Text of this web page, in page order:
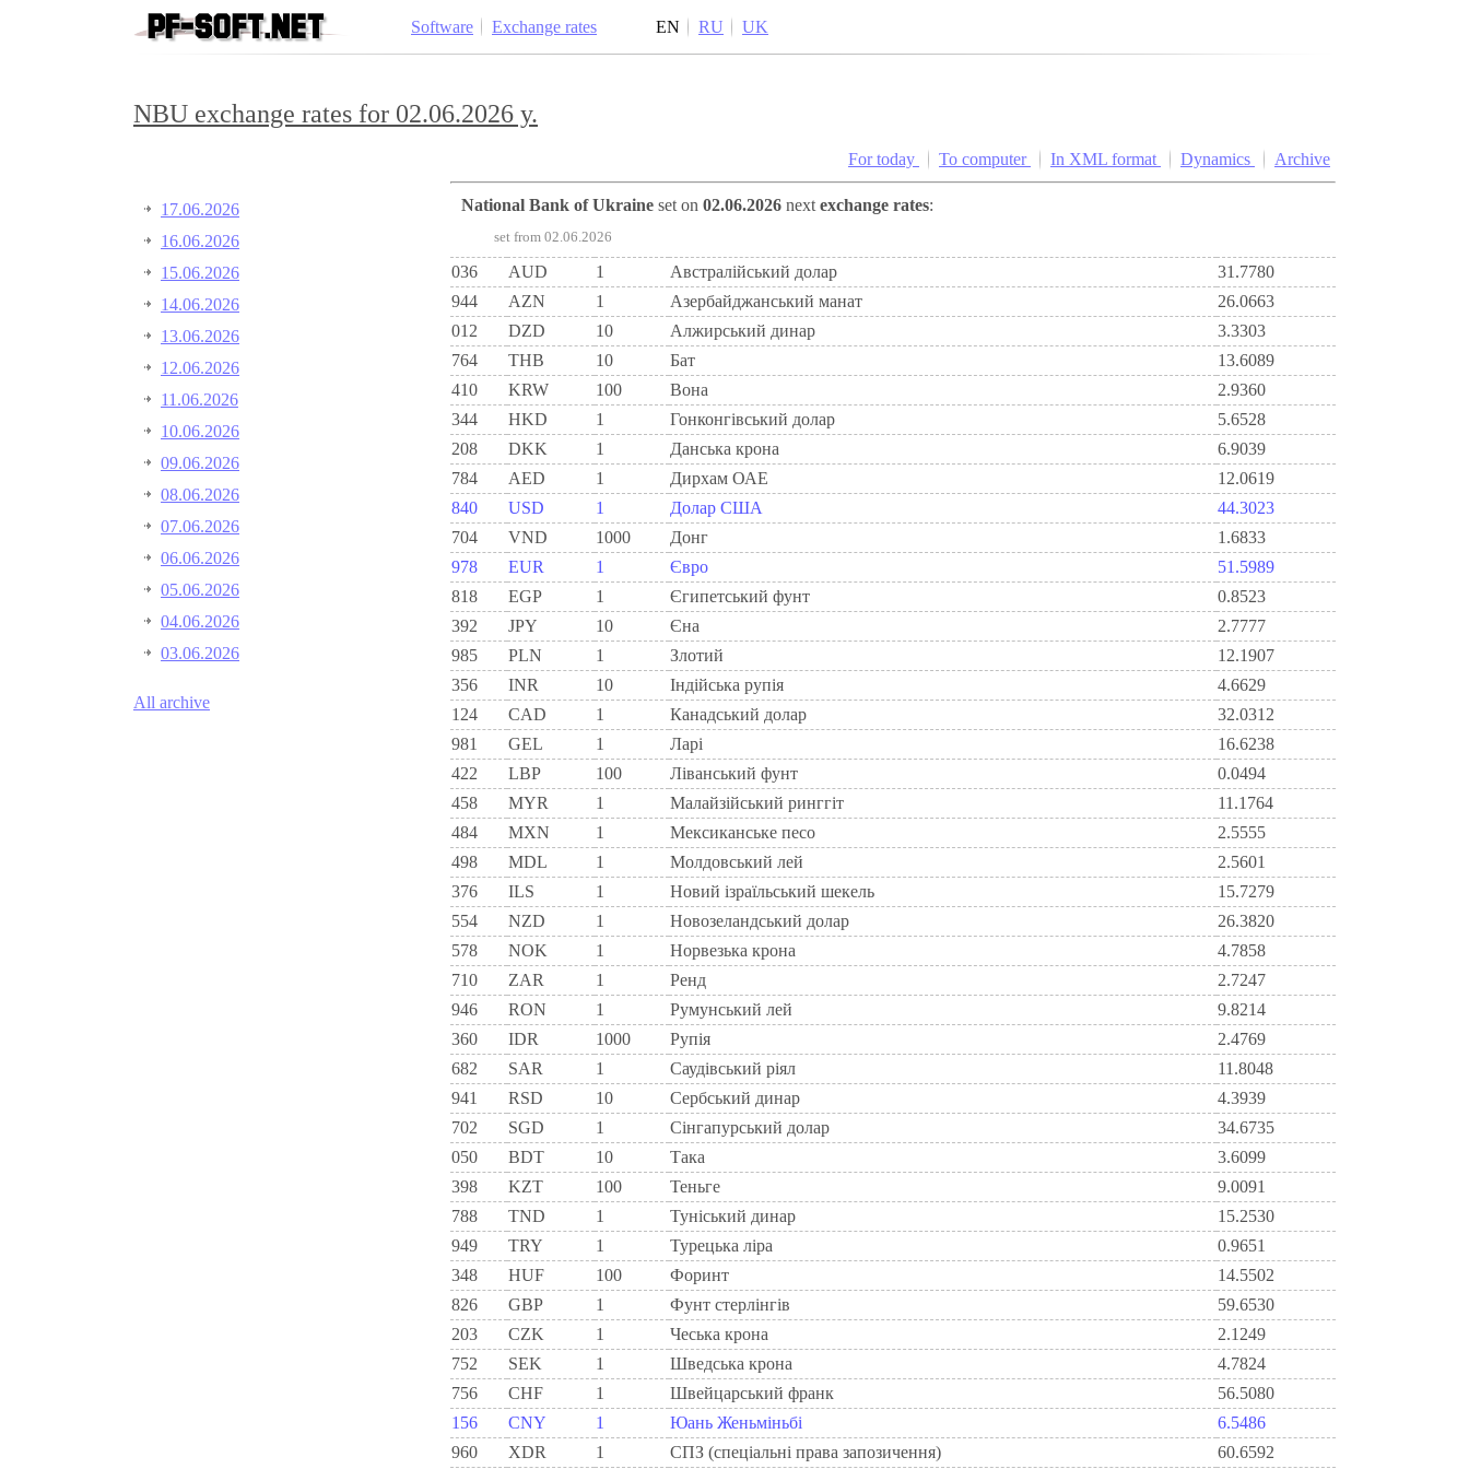
Software Exchange rates EN RU UK
NBU exchange rates for 02.06.2026 y.
17.06.2026
16.06.2026
15.06.2026
14.06.2026
13.06.2026
12.06.2026
11.06.2026
10.06.2026
09.06.2026
08.06.2026
07.06.2026
06.06.2026
05.06.2026
04.06.2026
03.06.2026
All archive
For today To computer In XML format Dynamics Archive
National Bank of Ukraine set on 02.06.2026 next exchange rates:
set from 02.06.2026
036 AUD 1 Австралійський долар
31.7780
944
AZN 1 Азербайджанський манат
26.0663
012
DZD 10 Алжирський динар
3.3303
764
THB 10 Бат
13.6089
410
KRW 100 Вона
2.9360
344
HKD 1 Гонконгівський долар
5.6528
208
DKK 1 Данська крона
6.9039
784
AED 1 Дирхам ОАЕ
12.0619
840
USD 1 Долар США
44.3023
704
VND 1000 Донг
1.6833
978
EUR 1 Євро
51.5989
818
EGP 1 Єгипетський фунт
0.8523
392
JPY 10 Єна
2.7777
985
PLN 1 Злотий
12.1907
356
INR 10 Індійська рупія
4.6629
124
CAD 1 Канадський долар
32.0312
981
GEL 1 Ларi
16.6238
422
LBP 100 Ліванський фунт
0.0494
458
MYR 1 Малайзійський ринггіт
11.1764
484
MXN 1 Мексиканське песо
2.5555
498
MDL 1 Молдовський лей
2.5601
376
ILS 1 Новий ізраїльський шекель
15.7279
554
NZD 1 Новозеландський долар
26.3820
578
NOK 1 Норвезька крона
4.7858
710
ZAR 1 Ренд
2.7247
946
RON 1 Румунський лей
9.8214
360
IDR 1000 Рупія
2.4769
682
SAR 1 Саудівський ріял
11.8048
941
RSD 10 Сербський динар
4.3939
702
SGD 1 Сінгапурський долар
34.6735
050
BDT 10 Така
3.6099
398
KZT 100 Теньге
9.0091
788
TND 1 Туніський динар
15.2530
949
TRY 1 Турецька ліра
0.9651
348
HUF 100 Форинт
14.5502
826
GBP 1 Фунт стерлінгів
59.6530
203
CZK 1 Чеська крона
2.1249
752
SEK 1 Шведська крона
4.7824
756
CHF 1 Швейцарський франк
56.5080
156
CNY 1 Юань Женьміньбі
6.5486
960
XDR 1 СПЗ (спеціальні права запозичення) 60.6592